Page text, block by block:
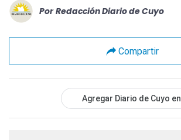
Por Redacción Diario de Cuyo
Compartir
Agregar Diario de Cuyo en